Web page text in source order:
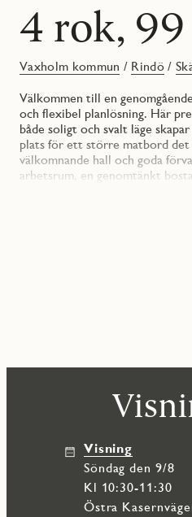
4 rok, 99
Vaxholm kommun / Rindö /
Välkommen till en
och flexibel planlösning. Här
både soligt och svalt läge
plats för ett större matbord det
välkomnande hall och goda
arbetsrum, en genomtänkt
skapas här ett enhetligt
finns en övernattningslägenhet
vanliga platser och platser
källsortering och cykel- och
I JMs nya kvarter
natur och hav. Härifrån tar du
Visning
söndag den 9/8
Kl 10:30-11:30
Östra